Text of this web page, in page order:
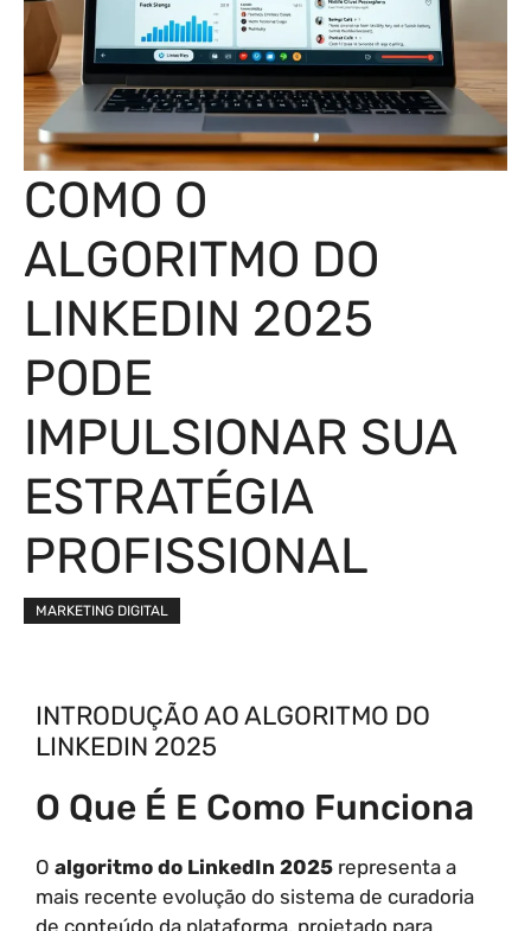
COMO O
ALGORITMO DO
LINKEDIN 2025
PODE
IMPULSIONAR SUA
ESTRATÉGIA
PROFISSIONAL
MARKETING DIGITAL
INTRODUÇÃO AO ALGORITMO DO
LINKEDIN 2025
O Que É E Como Funciona
O algoritmo do LinkedIn 2025 representa a
mais recente evolução do sistema de curadoria
de conteúdo da plataforma, projetado para